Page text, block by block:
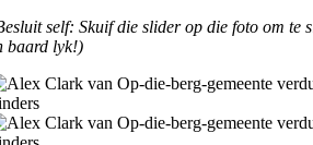
self: Skuif die slider op die foto om te
baard lyk!)